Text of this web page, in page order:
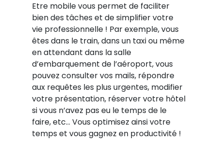
Etre mobile vous permet de faciliter
bien des tâches et de simplifier votre
vie professionnelle ! Par exemple, vous
êtes dans le train, dans un taxi ou même
en attendant dans la salle
d’embarquement de l’aéroport, vous
pouvez consulter vos mails, répondre
aux requêtes les plus urgentes, modifier
votre présentation, réserver votre hôtel
si vous n’avez pas eu le temps de le
faire, etc… Vous optimisez ainsi votre
temps et vous gagnez en productivité !